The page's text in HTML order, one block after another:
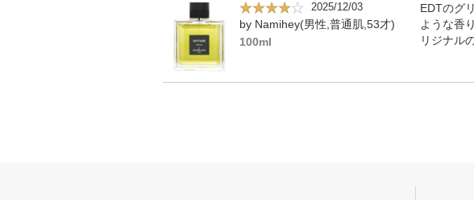
2025/12/03
by Namihey(男性,普通肌,53才)
100ml
EDTのグ
ような香
リジナル